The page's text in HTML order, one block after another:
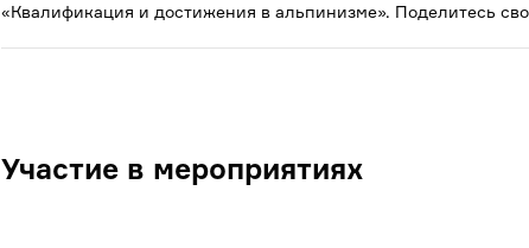
«Квалификация и достижения в альпинизме». Поделитесь
Участие в мероприятиях